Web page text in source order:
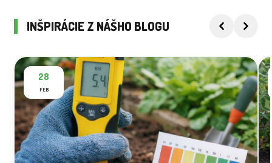
INŠPIRÁCIE Z NÁŠHO BLOGU
28
FEB